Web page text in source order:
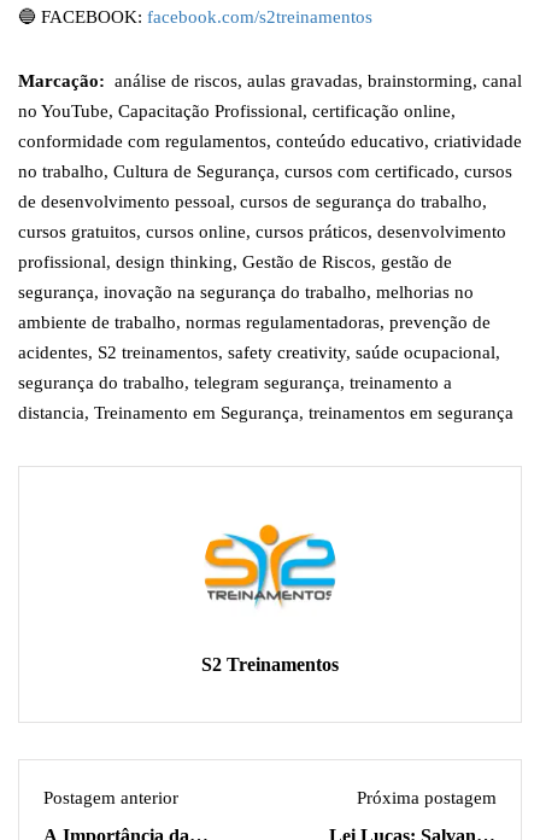
🔵 FACEBOOK: facebook.com/s2treinamentos
Marcação: análise de riscos, aulas gravadas, brainstorming, canal
no YouTube, Capacitação Profissional, certificação online,
conformidade com regulamentos, conteúdo educativo, criatividade
no trabalho, Cultura de Segurança, cursos com certificado, cursos
de desenvolvimento pessoal, cursos de segurança do trabalho,
cursos gratuitos, cursos online, cursos práticos, desenvolvimento
profissional, design thinking, Gestão de Riscos, gestão de
segurança, inovação na segurança do trabalho, melhorias no
ambiente de trabalho, normas regulamentadoras, prevenção de
acidentes, S2 treinamentos, safety creativity, saúde ocupacional,
segurança do trabalho, telegram segurança, treinamento a
distancia, Treinamento em Segurança, treinamentos em segurança
S2 Treinamentos
Postagem anterior
A Importância da
Próxima postagem
Lei Lucas: Salvando